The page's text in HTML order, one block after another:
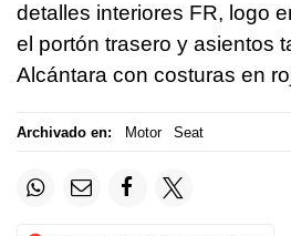
detalles interiores FR, logo
el portón trasero y asientos
Alcántara con costuras en
Archivado en: Motor Seat